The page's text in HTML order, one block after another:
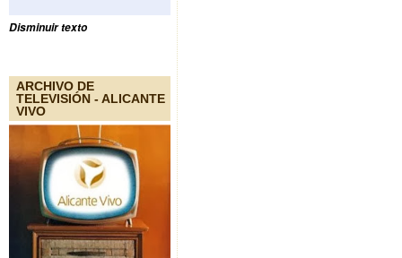
Disminuir texto
ARCHIVO DE
TELEVISIÓN - ALICANTE
VIVO